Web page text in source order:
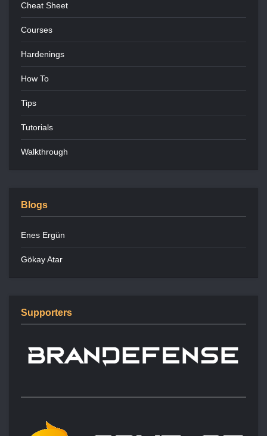
Cheat Sheet
Courses
Hardenings
How To
Tips
Tutorials
Walkthrough
Blogs
Enes Ergün
Gökay Atar
Supporters